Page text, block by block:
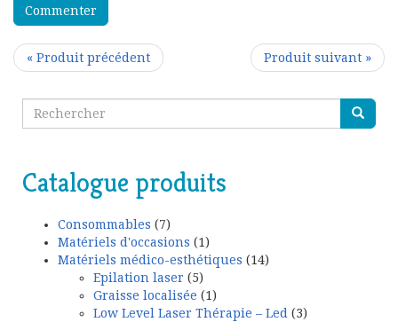
Produit suivant »
« Produit précédent
Catalogue produits
Consommables (7)
Matériels d'occasions (1)
Matériels médico-esthétiques (14)
Epilation laser (5)
Graisse localisée (1)
Low Level Laser Thérapie – Led (3)